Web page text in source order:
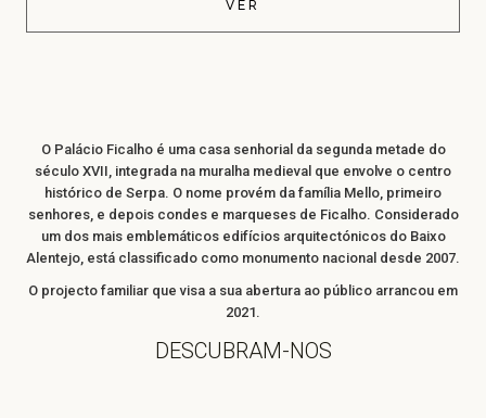
VER
O Palácio Ficalho é uma casa senhorial da segunda metade do
século XVII, integrada na muralha medieval que envolve o centro
histórico de Serpa. O nome provém da família Mello, primeiro
senhores, e depois condes e marqueses de Ficalho. Considerado
um dos mais emblemáticos edifícios arquitectónicos do Baixo
Alentejo, está classificado como monumento nacional desde 2007.
O projecto familiar que visa a sua abertura ao público arrancou em
2021.
DESCUBRAM-NOS